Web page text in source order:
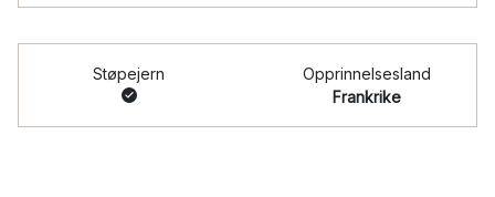
Støpejern
Opprinnelsesland
Frankrike